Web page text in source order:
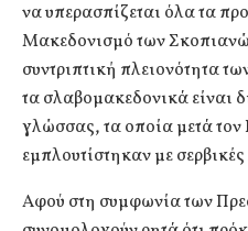
να υπερασπίζεται όλα τα
Μακεδονισμό των
συντριπτική πλειονότητα
τα σλαβομακεδονικά είναι
γλώσσας, τα οποία μετά
εμπλουτίστηκαν με
Αφού στη συμφωνία των